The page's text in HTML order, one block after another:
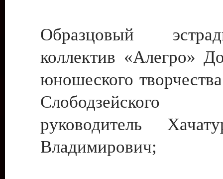
Образцовый
коллектив «Алегро»
юношеского
руководитель
Владимирович;